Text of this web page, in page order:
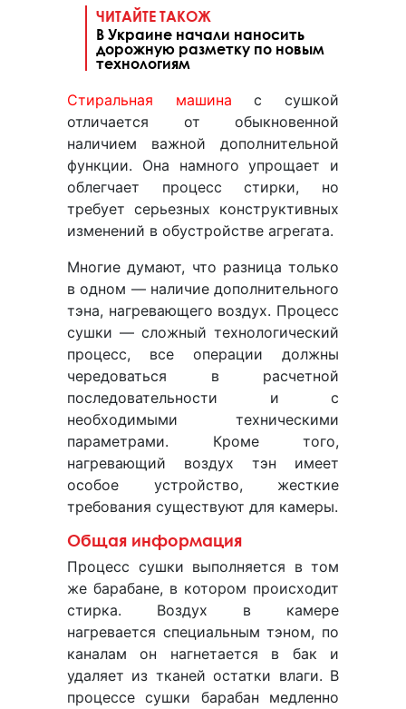
ЧИТАЙТЕ ТАКОЖ
В Украине начали наносить
дорожную разметку по новым
технологиям
Стиральная машина с сушкой
отличается от обыкновенной
наличием важной дополнительной
функции. Она намного упрощает и
облегчает процесс стирки, но
требует серьезных конструктивных
изменений в обустройстве агрегата.
Многие думают, что разница только
в одном — наличие дополнительного
тэна, нагревающего воздух. Процесс
сушки — сложный технологический
процесс, все операции должны
чередоваться в расчетной
последовательности и с
необходимыми техническими
параметрами. Кроме того,
нагревающий воздух тэн имеет
особое устройство, жесткие
требования существуют для камеры.
Общая информация
Процесс сушки выполняется в том
же барабане, в котором происходит
стирка. Воздух в камере
нагревается специальным тэном, по
каналам он нагнетается в бак и
удаляет из тканей остатки влаги. В
процессе сушки барабан медленно